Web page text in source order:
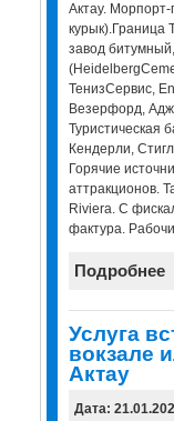
Актау.
курык).Граница
завод
ТенизСервис,
Везерфорд,
Туристическая
Кендерли,
Горячие
аттракционов.
Riviera. С
фактура.
Подробнее
Услуга
вокзале
Актау
Дата: